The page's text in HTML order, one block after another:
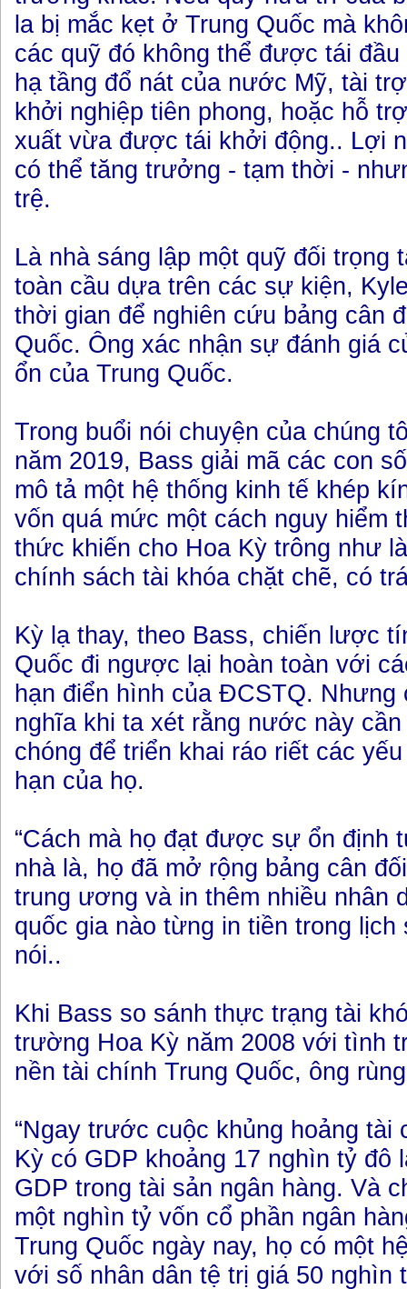
la bị mắc kẹt ở Trung Quốc mà
các quỹ đó không thể được tái
hạ tầng đổ nát của nước Mỹ, tài
khởi nghiệp tiên phong, hoặc hỗ
xuất vừa được tái khởi động.. Lợi
có thể tăng trưởng - tạm thời -
trệ.
Là nhà sáng lập một quỹ đối trọng
toàn cầu dựa trên các sự kiện,
thời gian để nghiên cứu bảng cân
Quốc. Ông xác nhận sự đánh giá
ổn của Trung Quốc.
Trong buổi nói chuyện của chúng
năm 2019, Bass giải mã các con
mô tả một hệ thống kinh tế khép
vốn quá mức một cách nguy hiểm
thức khiến cho Hoa Kỳ trông như
chính sách tài khóa chặt chẽ, có
Kỳ lạ thay, theo Bass, chiến lược
Quốc đi ngược lại hoàn toàn với
hạn điển hình của ĐCSTQ. Nhưng
nghĩa khi ta xét rằng nước này
chóng để triển khai ráo riết các
hạn của họ.
“Cách mà họ đạt được sự ổn định
nhà là, họ đã mở rộng bảng cân
trung ương và in thêm nhiều nhân
quốc gia nào từng in tiền trong
nói..
Khi Bass so sánh thực trạng tài
trường Hoa Kỳ năm 2008 với tình
nền tài chính Trung Quốc, ông
“Ngay trước cuộc khủng hoảng tài
Kỳ có GDP khoảng 17 nghìn tỷ đô
GDP trong tài sản ngân hàng. Và
một nghìn tỷ vốn cổ phần ngân
Trung Quốc ngày nay, họ có một
với số nhân dân tệ trị giá 50 nghìn